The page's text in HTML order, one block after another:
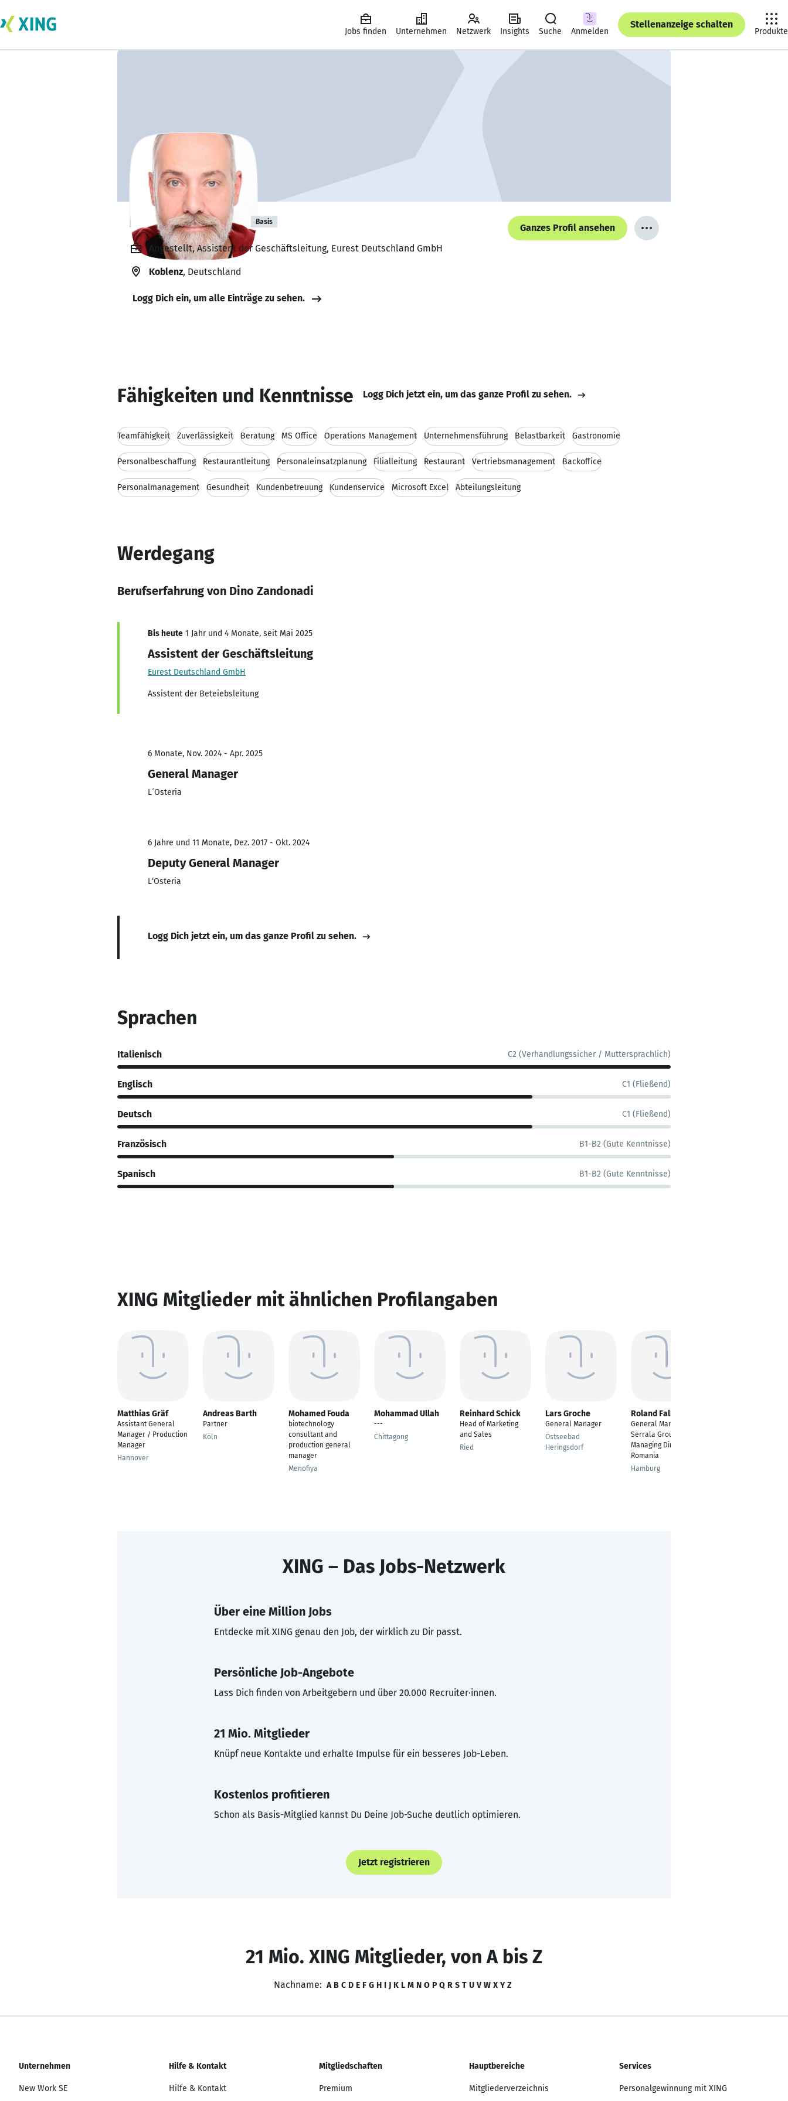
Jobs finden Unternehmen Netzwerk Insights Suche Anmelden
Stellenanzeige schalten
Produkte
Dino Zandonadi Basis
Ganzes Profil ansehen
Angestellt, Assistent der Geschäftsleitung, Eurest Deutschland GmbH
Koblenz, Deutschland
Logg Dich ein, um alle Einträge zu sehen.
Fähigkeiten und Kenntnisse Logg Dich jetzt ein, um das ganze Profil zu sehen.
Teamfähigkeit Zuverlässigkeit Beratung MS Office Operations Management Unternehmensführung Belastbarkeit Gastronomie
Personalbeschaffung Restaurantleitung Personaleinsatzplanung Filialleitung Restaurant Vertriebsmanagement Backoffice
Personalmanagement Gesundheit Kundenbetreuung Kundenservice Microsoft Excel Abteilungsleitung
Werdegang
Berufserfahrung von Dino Zandonadi
Bis heute 1 Jahr und 4 Monate, seit Mai 2025
Assistent der Geschäftsleitung
Eurest Deutschland GmbH
Assistent der Beteiebsleitung
6 Monate, Nov. 2024 - Apr. 2025
General Manager
L´Osteria
6 Jahre und 11 Monate, Dez. 2017 - Okt. 2024
Deputy General Manager
L‘Osteria
Logg Dich jetzt ein, um das ganze Profil zu sehen.
Sprachen
Italienisch C2 (Verhandlungssicher / Muttersprachlich)
Englisch C1 (Fließend)
Deutsch C1 (Fließend)
Französisch B1-B2 (Gute Kenntnisse)
Spanisch B1-B2 (Gute Kenntnisse)
XING Mitglieder mit ähnlichen Profilangaben
Matthias Gräf
Assistant General
Manager / Production
Manager
Hannover
Andreas Barth
Partner
Köln
Mohamed Fouda
biotechnology
consultant and
production general
manager
Menofiya
Mohammad Ullah
---
Chittagong
Reinhard Schick
Head of Marketing
and Sales
Ried
Lars Groche
General Manager
Ostseebad
Heringsdorf
Roland Falke
General Manager
Serrala Group /
Managing Director
Romania
Hamburg
XING – Das Jobs-Netzwerk
Über eine Million Jobs
Entdecke mit XING genau den Job, der wirklich zu Dir passt.
Persönliche Job-Angebote
Lass Dich finden von Arbeitgebern und über 20.000 Recruiter·innen.
21 Mio. Mitglieder
Knüpf neue Kontakte und erhalte Impulse für ein besseres Job-Leben.
Kostenlos profitieren
Schon als Basis-Mitglied kannst Du Deine Job-Suche deutlich optimieren.
Jetzt registrieren
21 Mio. XING Mitglieder, von A bis Z
Nachname: A B C D E F G H I J K L M N O P Q R S T U V W X Y Z
Unternehmen
New Work SE
Hilfe & Kontakt
Hilfe & Kontakt
Mitgliedschaften
Premium
Hauptbereiche
Mitgliederverzeichnis
Services
Personalgewinnung mit XING